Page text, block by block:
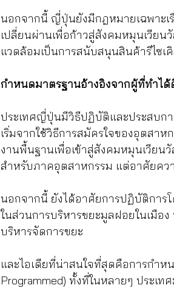
นอกจากนี้ ญี่ปุ่นยังมีกฎหมายเฉพาะเ
เปลี่ยนผ่านเพื่อก้าวสู่สังคมหมุนเวีย
แวดล้อมเป็นการสนับสนุนสินค้ารีไซเ
กำหนดมาตรฐานอ้างอิงจากผู้ที่ทำได้
ประเทศญี่ปุ่นมีวิธีปฏิบัติและประสบก
เริ่มจากใช้วิธีการสมัครใจของอุตสา
งานพื้นฐานเพื่อเข้าสู่สังคมหมุนเวียน
สำหรับภาคอุตสาหกรรม แต่อาศัยคว
นอกจากนี้ ยังได้อาศัยการปฏิบัติการ
ในส่วนการบริหารขยะมูลฝอยในเมือ
บริหารจัดการขยะ
และไอเดียที่น่าสนใจที่สุดคือการกำห
Programmed) ทั้งที่ในหลายๆ ประเ